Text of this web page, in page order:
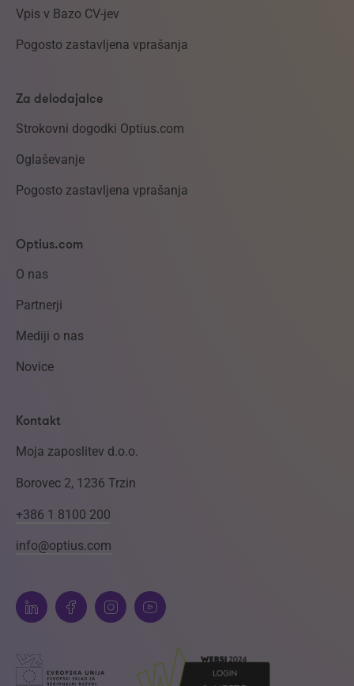
Vpis v Bazo CV-jev
Pogosto zastavljena vprašanja
Za delodajalce
Strokovni dogodki Optius.com
Oglaševanje
Pogosto zastavljena vprašanja
Optius.com
O nas
Partnerji
Mediji o nas
Novice
Kontakt
Moja zaposlitev d.o.o.
Borovec 2, 1236 Trzin
+386 1 8100 200
info@optius.com